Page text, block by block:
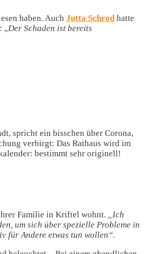
haben. Auch Jutta Schrodhatte
„Der Schaden ist bereits
spricht ein bisschen über Corona,
verbirgt: Das Rathaus wird im
bestimmt sehr originell!
Familie in Kriftel wohnt. „Ich
um sich über spezielle Probleme in
für Andere etwas tun wollen“.